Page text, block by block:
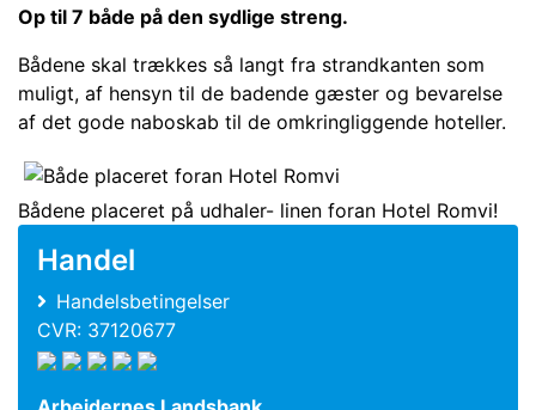
Op til 7 både på den sydlige streng.
Bådene skal trækkes så langt fra strandkanten som
muligt, af hensyn til de badende gæster og bevarelse
af det gode naboskab til de omkringliggende hoteller.
Bådene placeret på udhaler- linen foran Hotel Romvi!
Handel
Handelsbetingelser
CVR: 37120677